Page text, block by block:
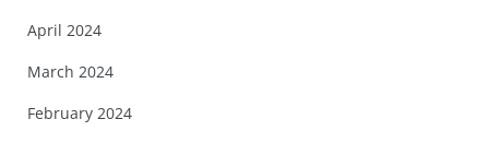
April 2024
March 2024
February 2024